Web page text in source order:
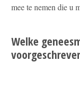
mee te nemen die u
Welke